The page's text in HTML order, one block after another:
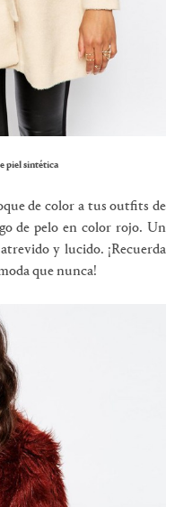
piel sintética
de color a tus outfits de
de pelo en color rojo. Un
y lucido. ¡Recuerda
que nunca!